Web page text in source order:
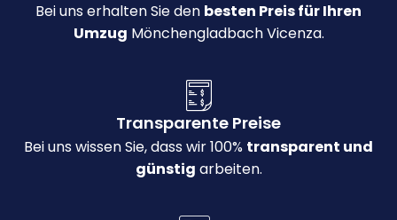
Bei uns erhalten Sie den besten Preis für Ihren
Umzug Mönchengladbach Vicenza.
Transparente Preise
Bei uns wissen Sie, dass wir 100% transparent und
günstig arbeiten.